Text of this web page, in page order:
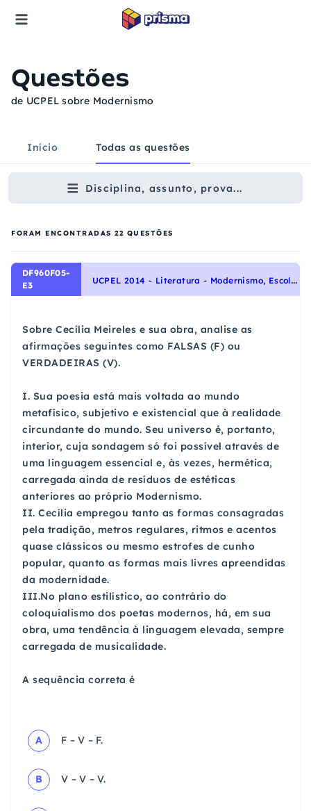
Questões
de UCPEL sobre Modernismo
Início Todas as questões
Disciplina, assunto, prova...
FORAM ENCONTRADAS 22 QUESTÕES
DF960F05-
E3
U
CPEL 2014 - Literatura - Modernismo, Escolas Literárias
Sobre Cecília Meireles e sua obra, analise as
afirmações seguintes como FALSAS (F) ou
VERDADEIRAS (V).
I. Sua poesia está mais voltada ao mundo
metafísico, subjetivo e existencial que à realidade
circundante do mundo. Seu universo é, portanto,
interior, cuja sondagem só foi possível através de
uma linguagem essencial e, às vezes, hermética,
carregada ainda de resíduos de estéticas
anteriores ao próprio Modernismo.
II. Cecília empregou tanto as formas consagradas
pela tradição, metros regulares, ritmos e acentos
quase clássicos ou mesmo estrofes de cunho
popular, quanto as formas mais livres apreendidas
da modernidade.
III.No plano estilístico, ao contrário do
coloquialismo dos poetas modernos, há, em sua
obra, uma tendência à linguagem elevada, sempre
carregada de musicalidade.
A sequência correta é
A F – V – F.
B V – V – V.